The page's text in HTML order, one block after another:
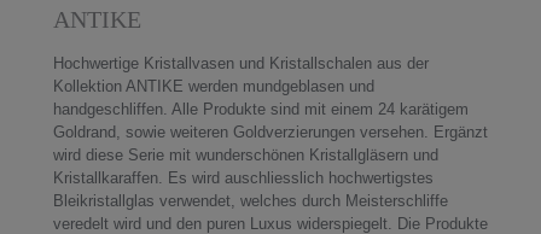
ANTIKE
Hochwertige Kristallvasen und Kristallschalen aus der
Kollektion ANTIKE werden mundgeblasen und
handgeschliffen. Alle Produkte sind mit einem 24 karätigem
Goldrand, sowie weiteren Goldverzierungen versehen. Ergänzt
wird diese Serie mit wunderschönen Kristallgläsern und
Kristallkaraffen. Es wird auschliesslich hochwertigstes
Bleikristallglas verwendet, welches durch Meisterschliffe
veredelt wird und den puren Luxus widerspiegelt. Die Produkte